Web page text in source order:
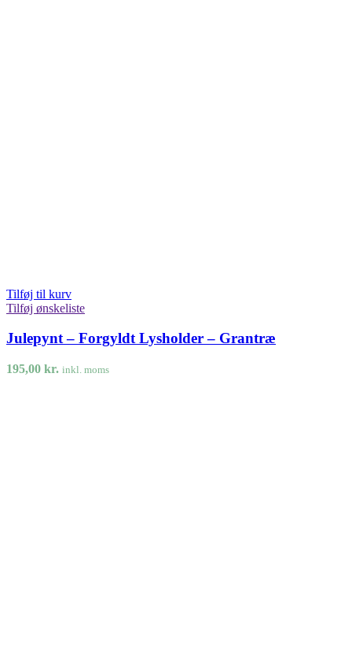
Tilføj til kurv
Tilføj ønskeliste
Julepynt – Forgyldt Lysholder – Grantræ
195,00 kr. inkl. moms